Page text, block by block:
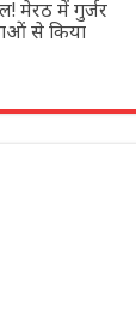
मेरठ में गुर्जर
से किया